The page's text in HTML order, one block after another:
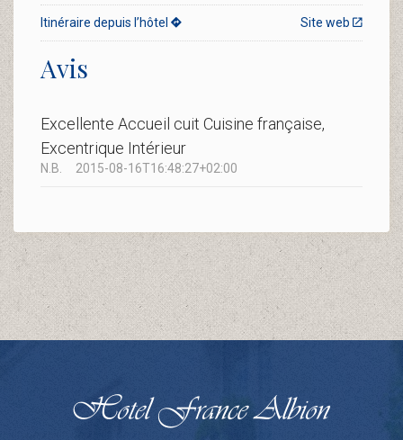
Site web
Itinéraire depuis l’hôtel
Avis
Excellente Accueil cuit Cuisine française,
Excentrique Intérieur
N.B. 2015-08-16T16:48:27+02:00